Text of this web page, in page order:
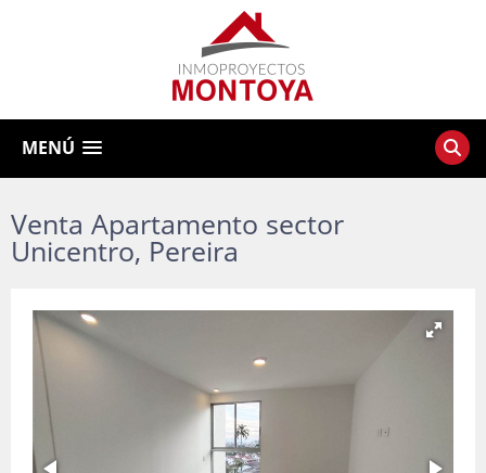
MENÚ
Venta Apartamento sector
Unicentro, Pereira